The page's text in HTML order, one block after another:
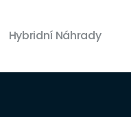
Hybridní Náhrady